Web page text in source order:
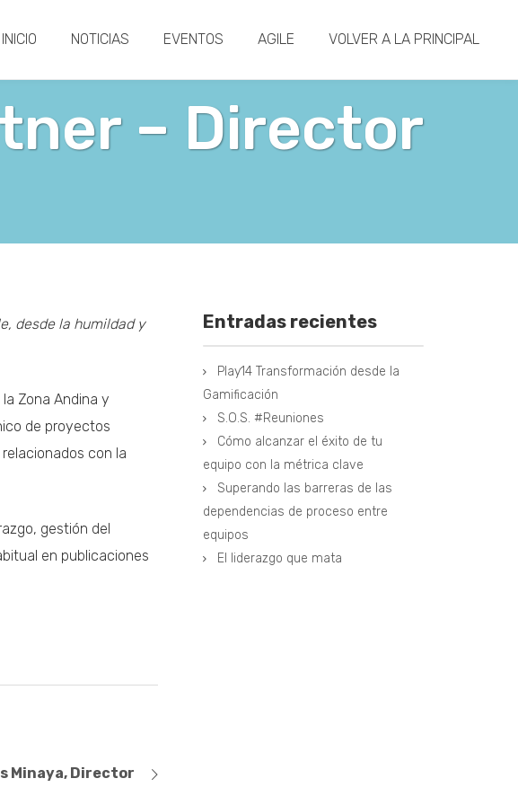
INICIO NOTICIAS EVENTOS AGILE VOLVER A LA PRINCIPAL
– Director
Entradas recientes
Play14 Transformación desde la
Gamificación
S.O.S. #Reuniones
Cómo alcanzar el éxito de tu
equipo con la métrica clave
Superando las barreras de las
dependencias de proceso entre
equipos
El liderazgo que mata
desde la humildad y
Zona Andina y
de proyectos
con la
gestión del
en publicaciones
Minaya, Director